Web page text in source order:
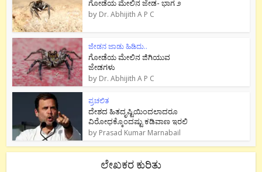
ಗೋಡೆಯ ಮೇಲಿನ ಜೇಡ- ಭಾಗ ೨
by Dr. Abhijith A P C
ಜೇಡನ ಜಾಡು ಹಿಡಿದು..
ಗೋಡೆಯ ಮೇಲಿನ ಜಿಗಿಯುವ
ಜೇಡಗಳು
by Dr. Abhijith A P C
ಪ್ರಚಲಿತ
ದೇಶದ ಹಿತದೃಷ್ಟಿಯಿಂದಲಾದರೂ
ವಿರೋಧಕ್ಕೊಂದಷ್ಟು ಕಡಿವಾಣ ಇರಲಿ
by Prasad Kumar Marnabail
ಲೇಖಕರ ಕುರಿತು